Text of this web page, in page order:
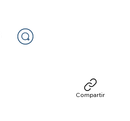
Compartir